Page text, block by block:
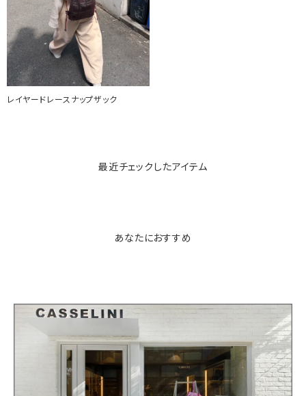
レイヤードレースナップザック
最近チェックしたアイテム
あなたにおすすめ